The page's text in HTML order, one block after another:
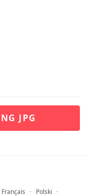
JPG
Français
Polski